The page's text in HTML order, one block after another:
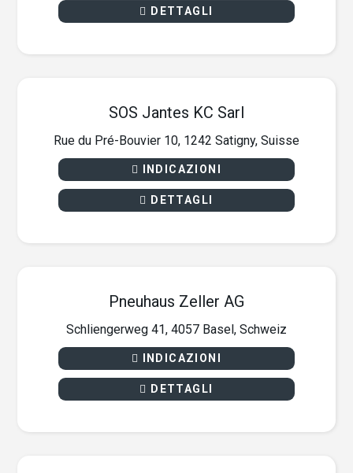
DETTAGLI
SOS Jantes KC Sarl
Rue du Pré-Bouvier 10, 1242 Satigny, Suisse
INDICAZIONI
DETTAGLI
Pneuhaus Zeller AG
Schliengerweg 41, 4057 Basel, Schweiz
INDICAZIONI
DETTAGLI